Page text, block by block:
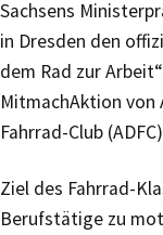
Sachsens
in Dresden den
dem Rad zur
MitmachAktion von
Fahrrad-Club
Ziel des Fahrrad-
Berufstätige zu